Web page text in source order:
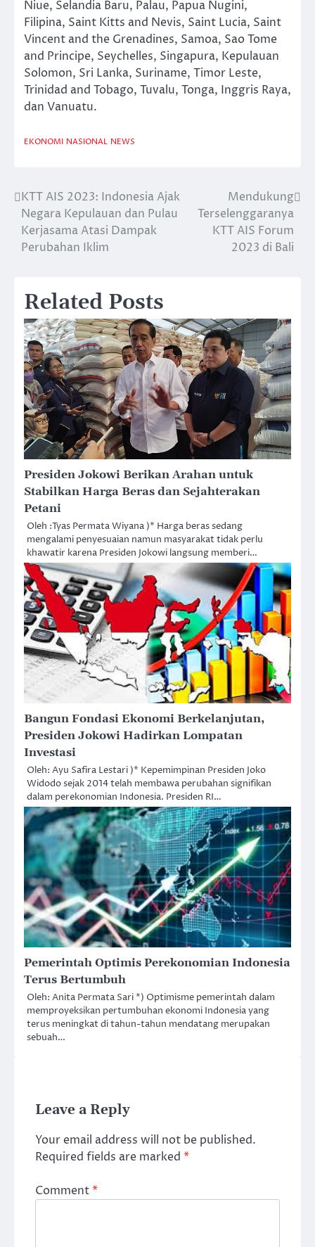
Niue, Selandia Baru, Palau, Papua Nugini,
Filipina, Saint Kitts and Nevis, Saint Lucia, Saint
Vincent and the Grenadines, Samoa, Sao Tome
and Principe, Seychelles, Singapura, Kepulauan
Solomon, Sri Lanka, Suriname, Timor Leste,
Trinidad and Tobago, Tuvalu, Tonga, Inggris Raya,
dan Vanuatu.
EKONOMI NASIONAL NEWS
Post
navigation
KTT AIS 2023: Indonesia Ajak
Negara Kepulauan dan Pulau
Kerjasama Atasi Dampak
Perubahan Iklim
Mendukung
Terselenggaranya
KTT AIS Forum
2023 di Bali
Related Posts
Presiden Jokowi Berikan Arahan untuk
Stabilkan Harga Beras dan Sejahterakan
Petani
Oleh :Tyas Permata Wiyana )* Harga beras sedang
mengalami penyesuaian namun masyarakat tidak perlu
khawatir karena Presiden Jokowi langsung memberi…
Bangun Fondasi Ekonomi Berkelanjutan,
Presiden Jokowi Hadirkan Lompatan
Investasi
Oleh: Ayu Safira Lestari )* Kepemimpinan Presiden Joko
Widodo sejak 2014 telah membawa perubahan signifikan
dalam perekonomian Indonesia. Presiden RI…
Pemerintah Optimis Perekonomian Indonesia
Terus Bertumbuh
Oleh: Anita Permata Sari *) Optimisme pemerintah dalam
memproyeksikan pertumbuhan ekonomi Indonesia yang
terus meningkat di tahun-tahun mendatang merupakan
sebuah…
Leave a Reply
Your email address will not be published.
Required fields are marked *
Comment*